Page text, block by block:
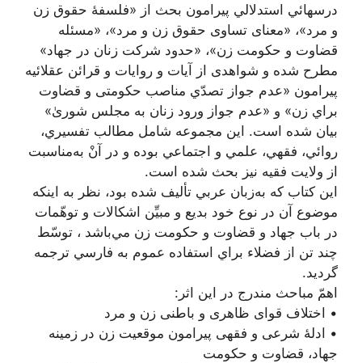
درسهائي‌ استدلالي پیرامون بحث از «فلسفۀ حقوق زن
و مرد»، «معنای تساوی حقوق زن و مرد»، «مسئله
قضاوت و حکومت زن»، «حدود شرکت زنان در جهاد»
مطرح شده و شواهدی از آیات و روایات و قرائن عقلائیه
پیرامون «عدم‌ جواز تصدّي‌ مناصب‌ حكومتی‌ و قضاوت‌
براي‌ زن»‌ و «عدم‌ جواز ورود زنان‌ به‌ مجلس‌ شوریٰ»‌
بيان‌ شده‌ است‌. اين‌ مجموعه‌ شامل‌ مطالب‌ تفسيري‌،
روائي‌، فقهي‌، علمي‌ و اجتماعي‌ بوده‌ و در آن‌ْ به‌مناسبت‌
از ولايت‌ فقيه‌ نيز بحث‌ شده‌ است‌.
اين كتاب كه‌ به‌زبان‌ عربي‌ تأليف‌ شده‌ بود، نظر به‌ اينكه‌
موضوع‌ آن در نوع‌ خود بديع‌ و مبيِّن‌ اشكالات‌ و توهّمات‌
در باب‌ جهاد و قضاوت‌ و حكومت‌ زن‌ مي‌باشد ، توسّط‌
چند تن از فضلاء براي‌ استفاده عموم‌ به‌ فارسي‌ ترجمه‌
گرديد.
اهمّ مباحث مندرج در این اثر:
• اختلاف قوای ظاهری و باطنی زن و مرد
• ادلۀ شرعی و فقهی پیرامون موقعیت زن در زمینه
جهاد، قضاوت و حکومت